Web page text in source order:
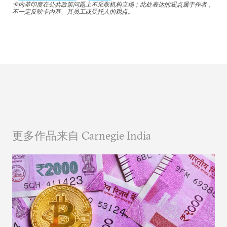
卡内基印度在公共政策问题上不采取机构立场；此处表达的观点属于作者，
不一定反映卡内基、其员工或受托人的观点。
更多作品来自 Carnegie India